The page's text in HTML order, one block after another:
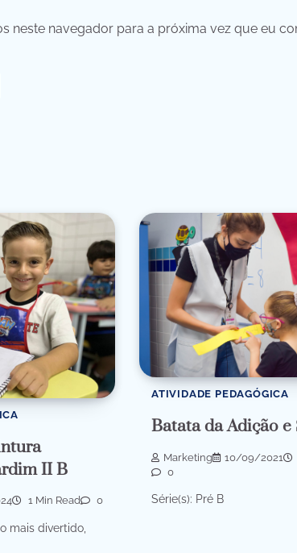
neste navegador para a próxima vez que eu
II B
1 Min Read 0
mais divertido,
ATIVIDADE PEDAGÓGICA
Batata da Adição
Marketing 10/09/2021
0
Série(s): Pré B